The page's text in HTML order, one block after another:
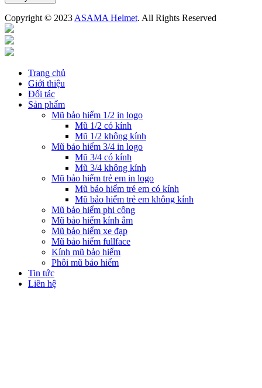
Copyright © 2023 ASAMA Helmet. All Rights Reserved
Trang chủ
Giới thiệu
Đối tác
Sản phẩm
Mũ bảo hiểm 1/2 in logo
Mũ 1/2 có kính
Mũ 1/2 không kính
Mũ bảo hiểm 3/4 in logo
Mũ 3/4 có kính
Mũ 3/4 không kính
Mũ bảo hiểm trẻ em in logo
Mũ bảo hiểm trẻ em có kính
Mũ bảo hiểm trẻ em không kính
Mũ bảo hiểm phi công
Mũ bảo hiểm kính âm
Mũ bảo hiểm xe đạp
Mũ bảo hiểm fullface
Kính mũ bảo hiểm
Phôi mũ bảo hiểm
Tin tức
Liên hệ